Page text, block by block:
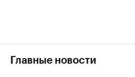
Главные новости